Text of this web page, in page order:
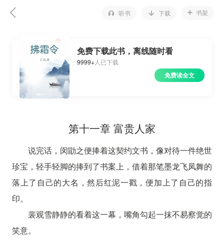
听书 下载 书架
免费下载此书，离线随时看
9999+人已下载
免费读全文
第十一章 富贵人家
说完话，闵勖之便捧着这契约文书，像对待一件绝世
珍宝，轻手轻脚的捧到了书案上，借着那笔墨龙飞凤舞的
落上了自己的大名，然后红泥一戳，便加上了自己的指
印。
裴观雪静静的看着这一幕，嘴角勾起一抹不易察觉的
笑意。